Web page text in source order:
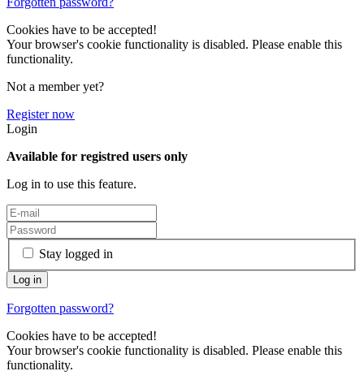
Cookies have to be accepted!
Your browser's cookie functionality is disabled. Please enable this
functionality.
Not a member yet?
Register now
Login
Available for registred users only
Log in to use this feature.
Stay logged in
Forgotten password?
Cookies have to be accepted!
Your browser's cookie functionality is disabled. Please enable this
functionality.